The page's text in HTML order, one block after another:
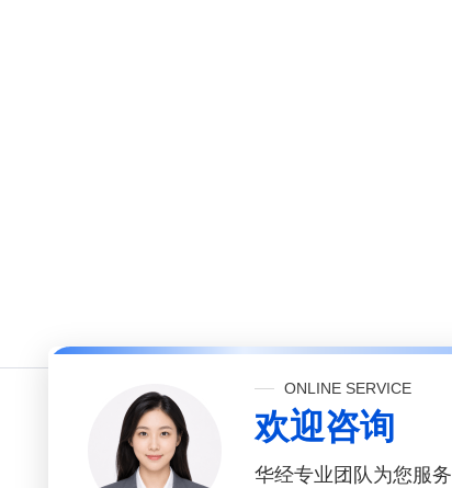
ONLINE SERVICE
欢迎咨询
华经专业团队为您服务